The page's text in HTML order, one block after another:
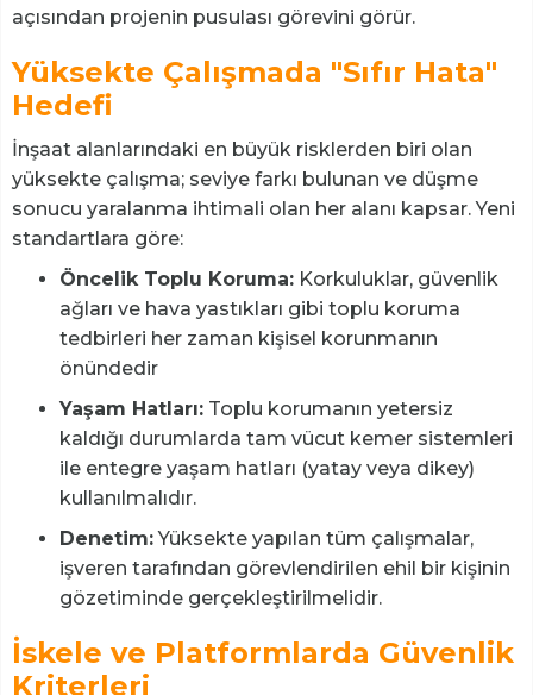
açısından projenin pusulası görevini görür.
Yüksekte Çalışmada "Sıfır Hata"
Hedefi
İnşaat alanlarındaki en büyük risklerden biri olan
yüksekte çalışma; seviye farkı bulunan ve düşme
sonucu yaralanma ihtimali olan her alanı kapsar. Yeni
standartlara göre:
Öncelik Toplu Koruma: Korkuluklar, güvenlik
ağları ve hava yastıkları gibi toplu koruma
tedbirleri her zaman kişisel korunmanın
önündedir
Yaşam Hatları: Toplu korumanın yetersiz
kaldığı durumlarda tam vücut kemer sistemleri
ile entegre yaşam hatları (yatay veya dikey)
kullanılmalıdır.
Denetim:Yüksekte yapılan tüm çalışmalar,
işveren tarafından görevlendirilen ehil bir kişinin
gözetiminde gerçekleştirilmelidir.
İskele ve Platformlarda Güvenlik
Kriterleri